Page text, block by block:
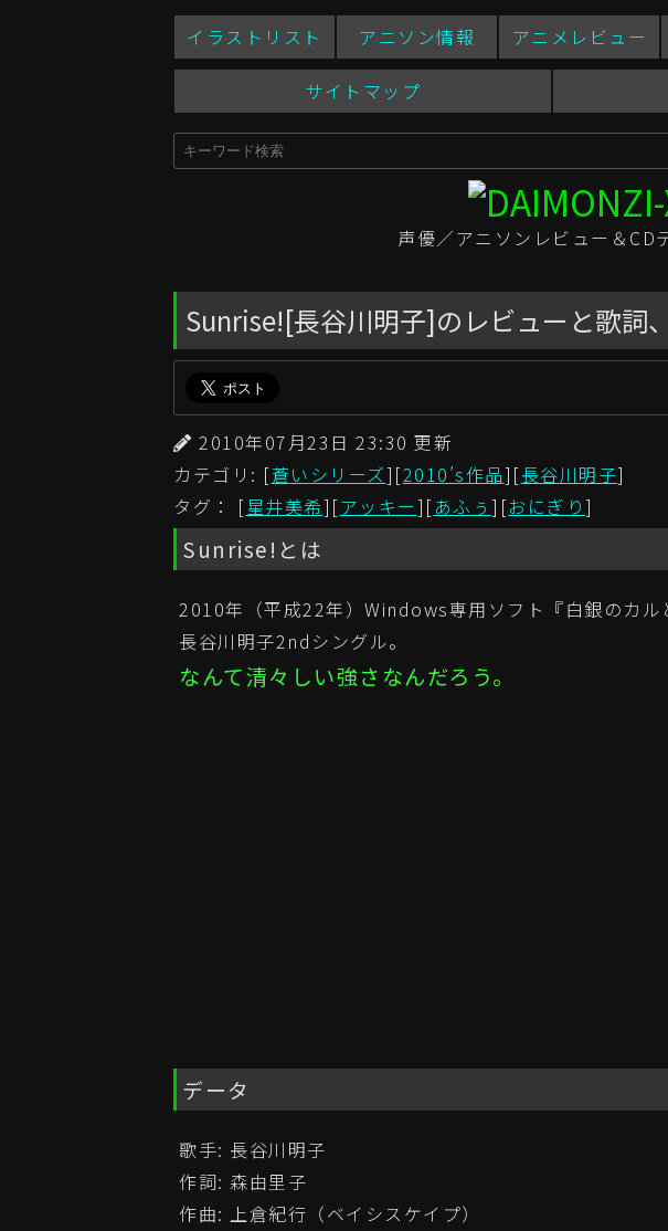
イラストリスト アニソン情報 アニメレビュー
サイトマップ
声優／アニソンレビュー＆CD
Sunrise![長谷川明子]のレビューと歌詞
2010年07月23日 23:30 更新
カテゴリ: [蒼いシリーズ][2010’s作品][長谷川明子]
タグ： [星井美希][アッキー][あふぅ ][おにぎり]
Sunrise!とは
2010年（平成22年）Windows専用ソフト『白銀のカル
長谷川明子2ndシングル。
なんて清々しい強さなんだろう。
データ
歌手: 長谷川明子
作詞: 森由里子
作曲: 上倉紀行（ベイシスケイプ）